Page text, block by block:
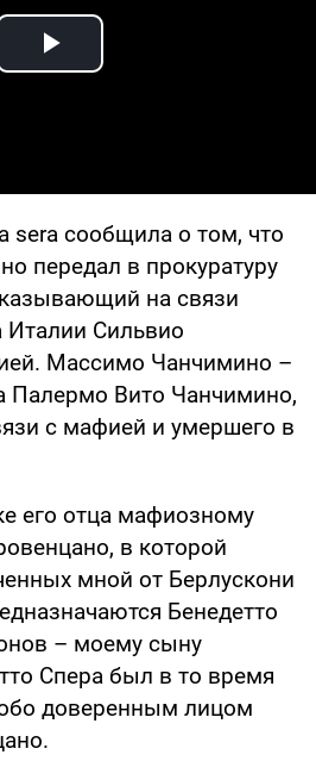
Play Video
sera сообщила о том, что
передал в прокуратуру
на связи
Италии Сильвио
Массимо Чанчимино –
Вито Чанчимино,
с мафией и умершего в
его отца мафиозному
в которой
мной от Берлускони
Бенедетто
– моему сыну
Спера был в то время
доверенным лицом